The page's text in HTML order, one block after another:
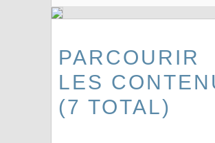
PARCOURIR
LES
(7 TOTAL)